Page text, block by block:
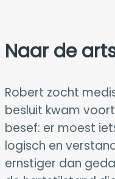
Naar de
Robert zocht
besluit kwam
besef: er moest
logisch en
ernstiger dan